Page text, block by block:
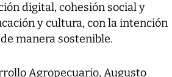
digital, cohesión social y
y cultura, con la intención
manera sostenible.
Agropecuario, Augusto